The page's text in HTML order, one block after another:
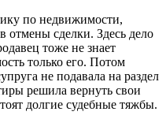
по недвижимости,
отмены сделки. Здесь дело
тоже не знает
только его. Потом
не подавала на раздел
решила вернуть свои
долгие судебные тяжбы.